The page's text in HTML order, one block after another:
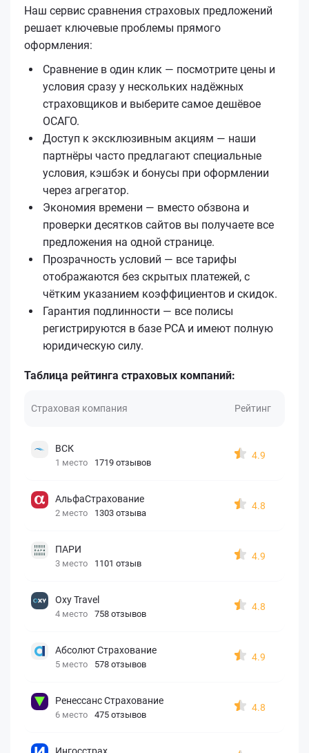
Наш сервис сравнения страховых предложений
решает ключевые проблемы прямого
оформления:
Сравнение в один клик — посмотрите цены и
условия сразу у нескольких надёжных
страховщиков и выберите самое дешёвое
ОСАГО.
Доступ к эксклюзивным акциям — наши
партнёры часто предлагают специальные
условия, кэшбэк и бонусы при оформлении
через агрегатор.
Экономия времени — вместо обзвона и
проверки десятков сайтов вы получаете все
предложения на одной странице.
Прозрачность условий — все тарифы
отображаются без скрытых платежей, с
чётким указанием коэффициентов и скидок.
Гарантия подлинности — все полисы
регистрируются в базе РСА и имеют полную
юридическую силу.
Таблица рейтинга страховых компаний:
Страховая компания Рейтинг
ВСК
1 место 1719 отзывов
4.9
АльфаСтрахование
2 место 1303 отзыва
4.8
ПАРИ
3 место 1101 отзыв
4.9
Oxy Travel
4 место 758 отзывов
4.8
Абсолют Страхование
5 место 578 отзывов
4.9
Ренессанс Страхование
6 место 475 отзывов
4.8
Ингосстрах